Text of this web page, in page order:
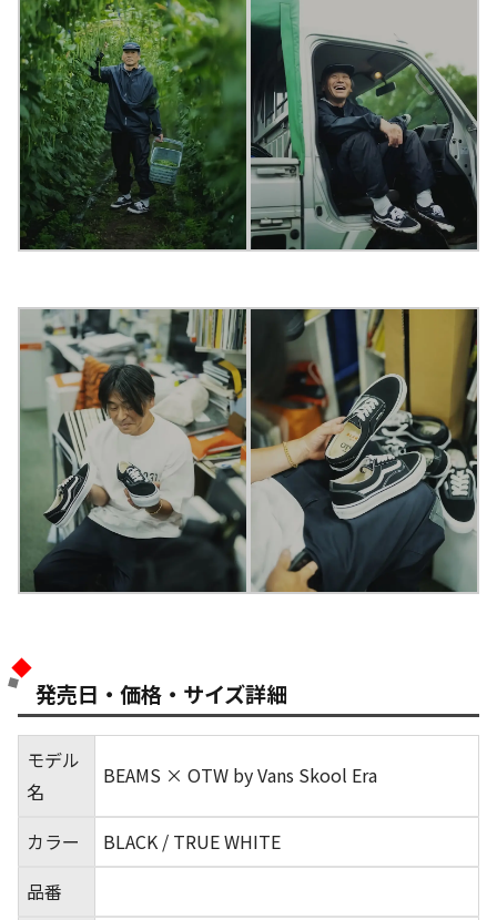
発売日・価格・サイズ詳細
モデル
名
BEAMS × OTW by Vans Skool Era
カラー
BLACK / TRUE WHITE
品番